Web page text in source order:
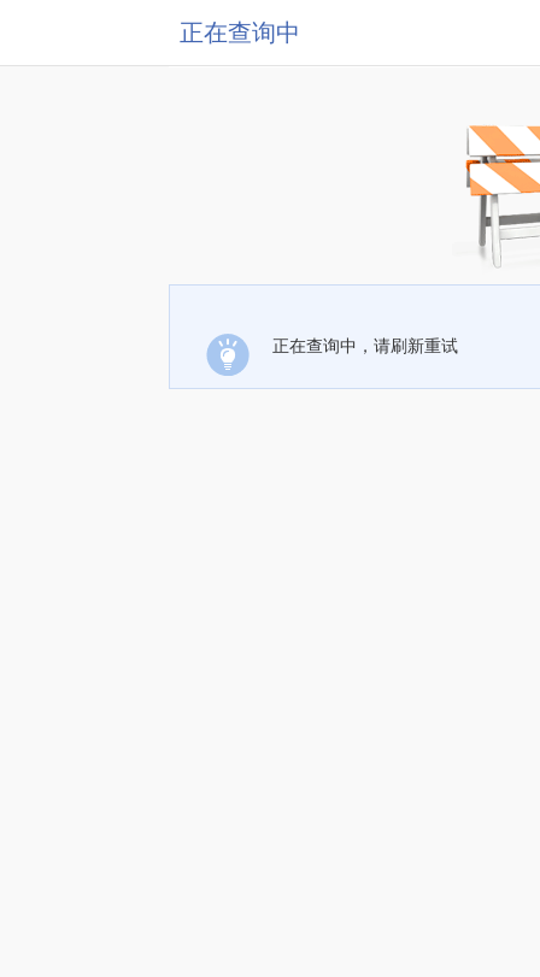
正在查询中
正在查询中，请刷新重试